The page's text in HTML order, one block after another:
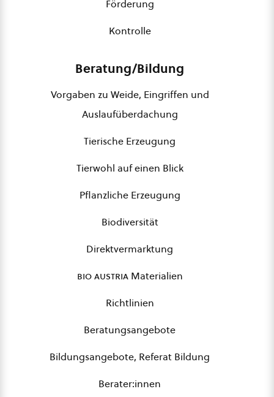
Förderung
Kontrolle
Beratung/Bildung
Vorgaben zu Weide, Eingriffen und
Auslaufüberdachung
Tierische Erzeugung
Tierwohl auf einen Blick
Pflanzliche Erzeugung
Biodiversität
Direktvermarktung
bio austriaMaterialien
Richtlinien
Beratungsangebote
Bildungsangebote, Referat Bildung
Berater:innen